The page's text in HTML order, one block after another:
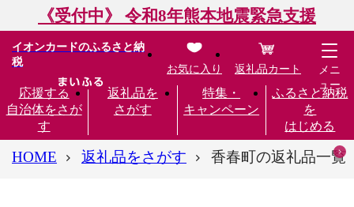
《受付中》 令和8年熊本地震緊急支援
イオンカードのふるさと納
税
応援する
自治体をさが
す
返礼品を
さがす
特集・
キャンペーン
ふるさと納税
を
はじめる
お気に入り 返礼品カート
メニ
ュー
HOME 返礼品をさがす 香春町の返礼品一覧